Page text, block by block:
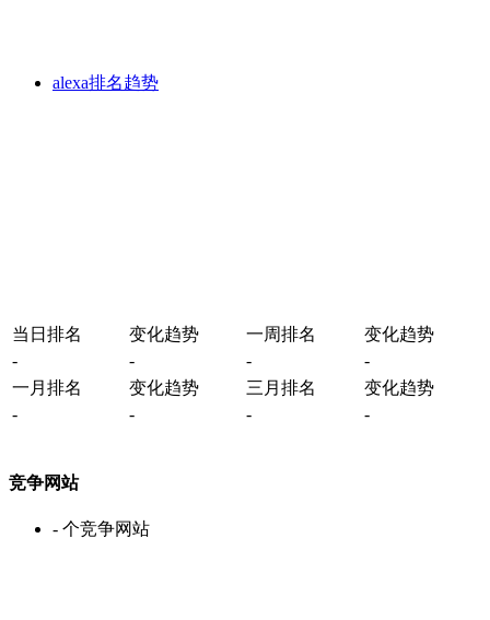
alexa排名趋势
当日排名 变化趋势 一周排名
变化趋势
-
- -
-
一月排名
变化趋势 三月排名
变化趋势
-
- - -
竞争网站
- 个竞争网站